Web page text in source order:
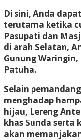
Di sini, Anda
terutama ketika
Pasupati dan
di arah Selatan,
Gunung
Patuha.
Selain
menghadap
hijau, Lereng
khas Sunda serta
akan